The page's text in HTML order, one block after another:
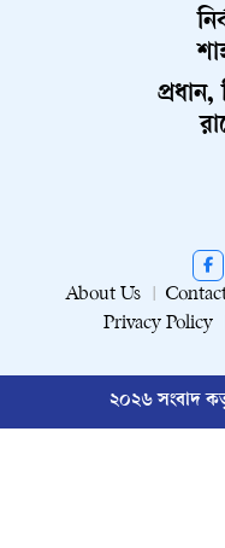
About Us
Privacy Policy
২০২৬ সংবাদ